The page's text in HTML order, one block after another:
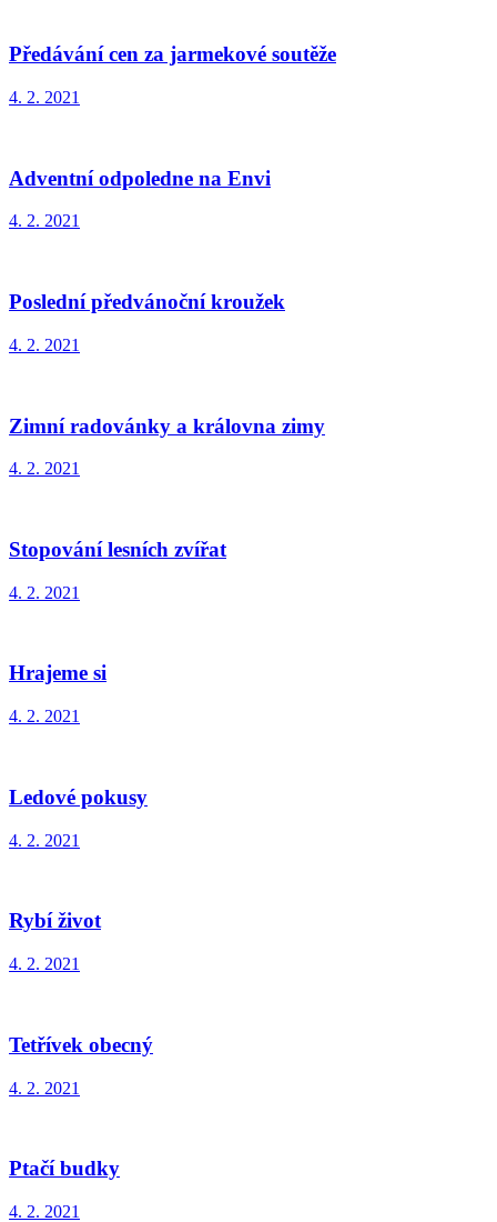
Předávání cen za jarmekové soutěže
4. 2. 2021
Adventní odpoledne na Envi
4. 2. 2021
Poslední předvánoční kroužek
4. 2. 2021
Zimní radovánky a královna zimy
4. 2. 2021
Stopování lesních zvířat
4. 2. 2021
Hrajeme si
4. 2. 2021
Ledové pokusy
4. 2. 2021
Rybí život
4. 2. 2021
Tetřívek obecný
4. 2. 2021
Ptačí budky
4. 2. 2021